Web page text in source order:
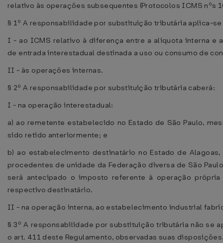
relativo às operações subsequentes (Protocolos ICMS nºs
§ 1º A responsabilidade por substituição tributária aplica-
I - ao ICMS relativo à diferença entre a alíquota interna e
de entrada interestadual destinada a uso ou consumo de
II - às operações internas.
§ 2º A responsabilidade por substituição tributária caberá:
I - na operação interestadual:
a) ao remetente estabelecido no Estado de São Paulo,
sido retido anteriormente; e
b) ao estabelecimento destinatário no Estado de
procedentes de unidade da Federação diversa de São
será antecipado o imposto referente à operação
respectivo destinatário.
II - na operação interna, ao estabelecimento industrial
§ 3º A responsabilidade por substituição tributária não se
o art. 411 deste Regulamento, observadas suas